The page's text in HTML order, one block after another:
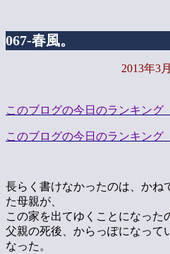
067-春風。
2013年3
このブログの今日のランキング
このブログの今日のランキング
長らく書けなかったのは、かね
た母親が、
この家を出てゆくことになった
父親の死後、からっぽになって
なった。